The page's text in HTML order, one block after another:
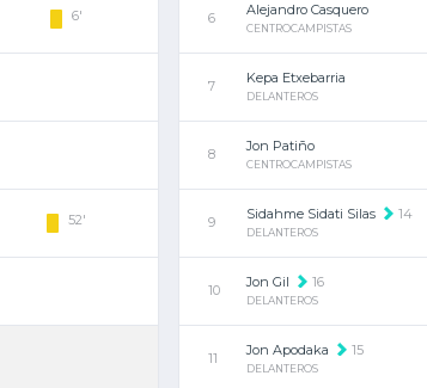
6'
52'
6 Alejandro Casquero
CENTROCAMPISTAS
7 Kepa Etxebarria
DELANTEROS
8 Jon Patiño
CENTROCAMPISTAS
9 Sidahme Sidati Silas 14
DELANTEROS
10 Jon Gil 16
DELANTEROS
11 Jon Apodaka 15
DELANTEROS